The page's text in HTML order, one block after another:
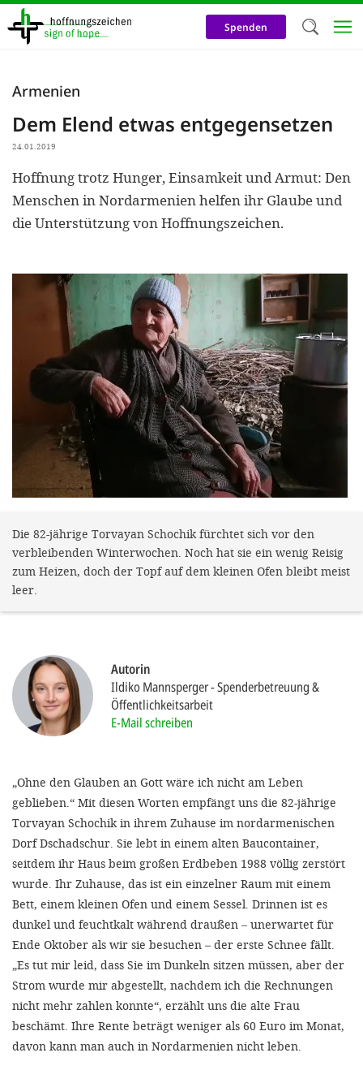
Direkt
zum
Inhalt
Spenden
Armenien
Dem Elend etwas entgegensetzen
24.01.2019
Hoffnung trotz Hunger, Einsamkeit und Armut: Den
Menschen in Nordarmenien helfen ihr Glaube und
die Unterstützung von Hoffnungszeichen.
Die 82-jährige Torvayan Schochik fürchtet sich vor den
verbleibenden Winterwochen. Noch hat sie ein wenig Reisig
zum Heizen, doch der Topf auf dem kleinen Ofen bleibt meist
leer.
Autorin
Ildiko Mannsperger Spenderbetreuung &
Öffentlichkeitsarbeit
E-Mail schreiben
„Ohne den Glauben an Gott wäre ich nicht am Leben
geblieben.“ Mit diesen Worten empfängt uns die 82-jährige
Torvayan Schochik in ihrem Zuhause im nordarmenischen
Dorf Dschadschur. Sie lebt in einem alten Baucontainer,
seitdem ihr Haus beim großen Erdbeben 1988 völlig zerstört
wurde. Ihr Zuhause, das ist ein einzelner Raum mit einem
Bett, einem kleinen Ofen und einem Sessel. Drinnen ist es
dunkel und feuchtkalt während draußen – unerwartet für
Ende Oktober als wir sie besuchen – der erste Schnee fällt.
„Es tut mir leid, dass Sie im Dunkeln sitzen müssen, aber der
Strom wurde mir abgestellt, nachdem ich die Rechnungen
nicht mehr zahlen konnte“, erzählt uns die alte Frau
beschämt. Ihre Rente beträgt weniger als 60 Euro im Monat,
davon kann man auch in Nordarmenien nicht leben.
helfen
Online-
unsere
gewinnen.
den
Sie
Impressum
ALLEN